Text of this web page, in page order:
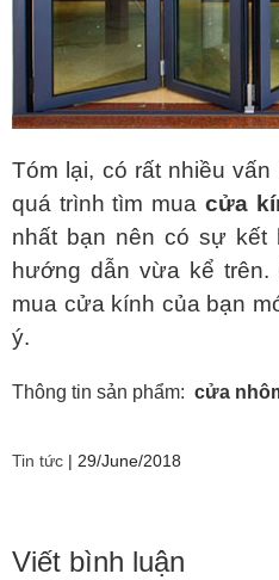
Tóm lại, có rất nhiều
quá trình tìm mua cửa
nhất bạn nên có sự kết
hướng dẫn vừa kể
mua cửa kính của bạn
ý.
Thông tin sản phẩm: cửa
Tin tức | 29/June/2018
Viết bình luận